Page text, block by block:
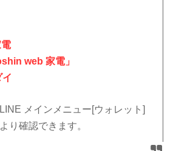
web 家電」
メインメニュー[ウォレット]
り確認できます。